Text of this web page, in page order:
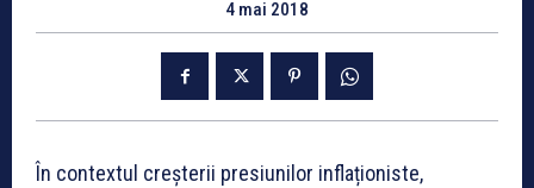
4 mai 2018
În contextul creșterii presiunilor inflaționiste,